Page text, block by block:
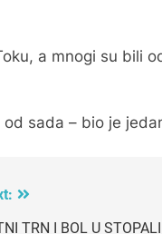
a mnogi su bili
sada – bio je
TRN I BOL U